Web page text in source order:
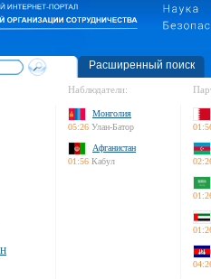
Расширенный поиск
Наблюдатели:
Монголия
05:26 Улан-Батор
Афганистан
01:56 Кабул